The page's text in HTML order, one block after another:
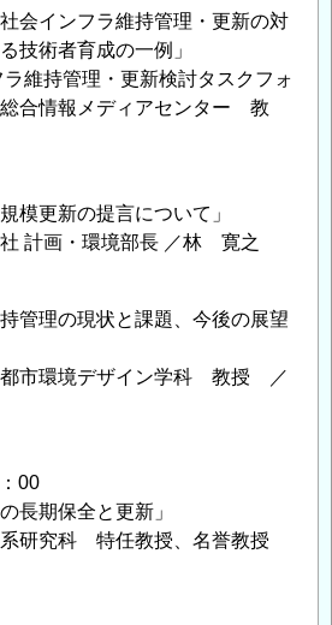
会インフラ維持管理・更新の対
技術者育成の一例」
維持管理・更新検討タスクフォ
合情報メディアセンター 教
模更新の提言について」
計画・環境部長 ／林 寛之
管理の現状と課題、今後の展望
市環境デザイン学科 教授 ／
00
長期保全と更新」
系研究科 特任教授、名誉教授